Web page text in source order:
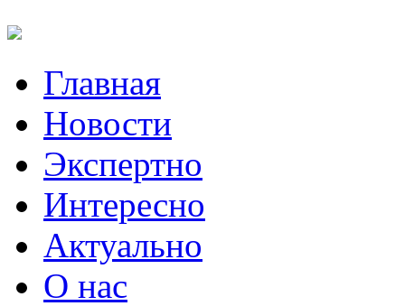
Главная
Новости
Экспертно
Интересно
Актуально
О нас